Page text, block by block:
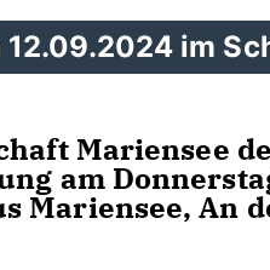
im
Mariensee
am
Mariensee, An